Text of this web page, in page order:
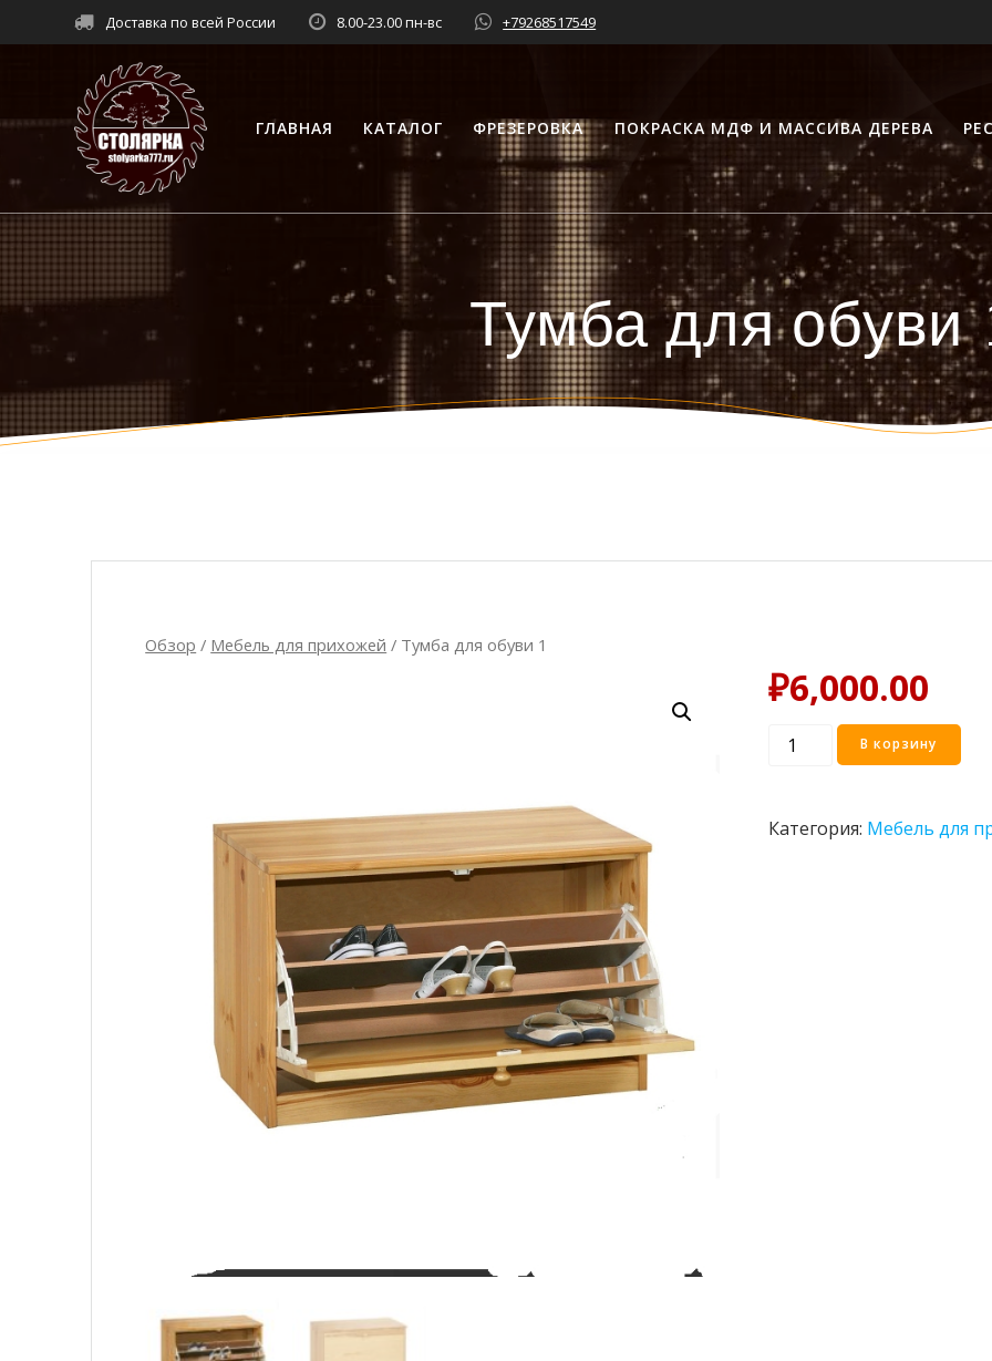
к
Доставка по всей России 8.00-23.00 пн-вс +79268517549
ГЛАВНАЯ КАТАЛОГ ФРЕЗЕРОВКА ПОКРАСКА МДФ И МАССИВА ДЕРЕВА
Тумба для обуви
Обзор / Мебель для прихожей / Тумба для обуви 1
₽6,000.00
Количество
обуви
В корзину
Категория: Мебель для